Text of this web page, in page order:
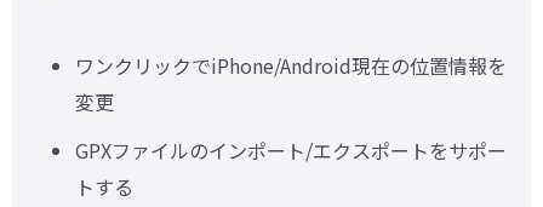
ワンクリックでiPhone/Android現在の位置情報を
変更
GPXファイルのインポート/エクスポートをサポー
トする